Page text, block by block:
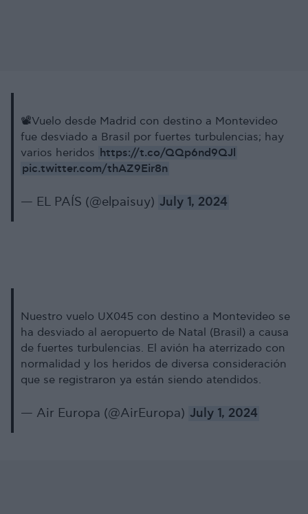
📽️Vuelo desde Madrid con destino a Montevideo
fue desviado a Brasil por fuertes turbulencias; hay
varios heridos https://t.co/QQp6nd9QJl
pic.twitter.com/thAZ9Eir8n
— EL PAÍS (@elpaisuy) July 1, 2024
Nuestro vuelo UX045 con destino a Montevideo se
ha desviado al aeropuerto de Natal (Brasil) a causa
de fuertes turbulencias. El avión ha aterrizado con
normalidad y los heridos de diversa consideración
que se registraron ya están siendo atendidos.
— Air Europa (@AirEuropa) July 1, 2024